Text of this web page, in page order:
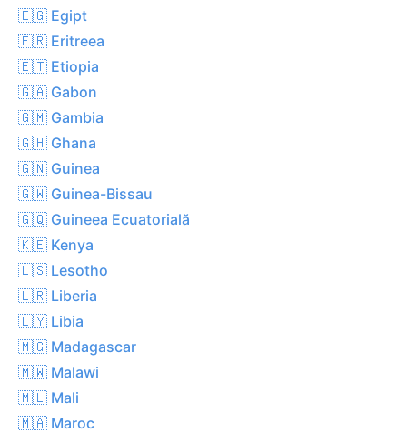
🇪🇬 Egipt
🇪🇷 Eritreea
🇪🇹 Etiopia
🇬🇦 Gabon
🇬🇲 Gambia
🇬🇭 Ghana
🇬🇳 Guinea
🇬🇼 Guinea-Bissau
🇬🇶 Guineea Ecuatorială
🇰🇪 Kenya
🇱🇸 Lesotho
🇱🇷 Liberia
🇱🇾 Libia
🇲🇬 Madagascar
🇲🇼 Malawi
🇲🇱 Mali
🇲🇦 Maroc